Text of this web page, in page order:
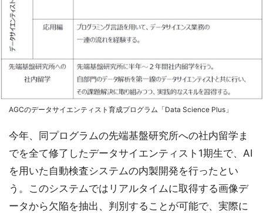
AGCのデータサイエンティスト育成プログラム「Data Science Plus」
今年、同プログラムの先端基盤研究所への社内留学ま
でを全て修了したデータサイエンティスト1期生で、AI
を用いた自動検査システムの内製開発を行ったとい
う。このシステムではリアルタイムに取得する画像デ
ータから欠陥を抽出、判別することが可能で、実際に